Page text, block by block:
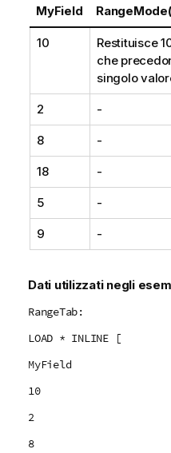
s
u
r
t
MyField
10
Restituisce
che
singolo
2 -
8 -
18 -
5 -
9 -
Dati utilizzati negli
RangeTab:
LOAD * INLINE [
MyField
10
2
8